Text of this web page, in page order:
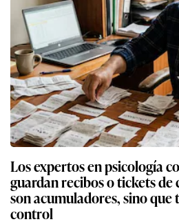
Los expertos en psicología
guardan recibos o tickets de
son acumuladores, sino que
control